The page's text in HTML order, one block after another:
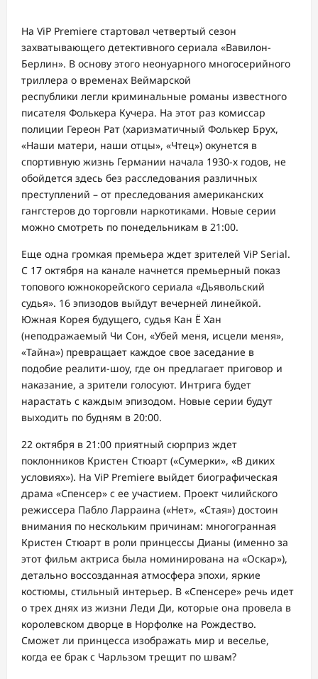
На ViP Premiere стартовал четвертый сезон
захватывающего детективного сериала «Вавилон-
Берлин». В основу этого неонуарного многосерийного
триллера о временах Веймарской
республики легли криминальные романы известного
писателя Фолькера Кучера. На этот раз комиссар
полиции Гереон Рат (харизматичный Фолькер Брух,
«Наши матери, наши отцы», «Чтец») окунется в
спортивную жизнь Германии начала 1930-х годов, не
обойдется здесь без расследования различных
преступлений – от преследования американских
гангстеров до торговли наркотиками. Новые серии
можно смотреть по понедельникам в 21:00.
Еще одна громкая премьера ждет зрителей ViP Serial.
С 17 октября на канале начнется премьерный показ
топового южнокорейского сериала «Дьявольский
судья». 16 эпизодов выйдут вечерней линейкой.
Южная Корея будущего, судья Кан Ё Хан
(неподражаемый Чи Сон, «Убей меня, исцели меня»,
«Тайна») превращает каждое свое заседание в
подобие реалити-шоу, где он предлагает приговор и
наказание, а зрители голосуют. Интрига будет
нарастать с каждым эпизодом. Новые серии будут
выходить по будням в 20:00.
22 октября в 21:00 приятный сюрприз ждет
поклонников Кристен Стюарт («Сумерки», «В диких
условиях»). На ViP Premiere выйдет биографическая
драма «Спенсер» с ее участием. Проект чилийского
режиссера Пабло Ларраина («Нет», «Стая») достоин
внимания по нескольким причинам: многогранная
Кристен Стюарт в роли принцессы Дианы (именно за
этот фильм актриса была номинирована на «Оскар»),
детально воссозданная атмосфера эпохи, яркие
костюмы, стильный интерьер. В «Спенсере» речь идет
о трех днях из жизни Леди Ди, которые она провела в
королевском дворце в Норфолке на Рождество.
Сможет ли принцесса изображать мир и веселье,
когда ее брак с Чарльзом трещит по швам?